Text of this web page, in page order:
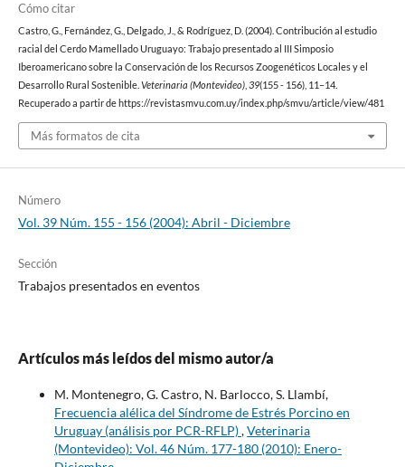
Cómo citar
Castro, G., Fernández, G., Delgado, J., & Rodríguez, D. (2004). Contribución al estudio
racial del Cerdo Mamellado Uruguayo: Trabajo presentado al III Simposio
Iberoamericano sobre la Conservación de los Recursos Zoogenéticos Locales y el
Desarrollo Rural Sostenible. Veterinaria (Montevideo), 39(155 - 156), 11–14.
Recuperado a partir de https://revistasmvu.com.uy/index.php/smvu/article/view/481
Más formatos de cita
Número
Vol. 39 Núm. 155 - 156 (2004): Abril - Diciembre
Sección
Trabajos presentados en eventos
Artículos más leídos del mismo autor/a
M. Montenegro, G. Castro, N. Barlocco, S. Llambí,
Frecuencia alélica del Síndrome de Estrés Porcino en
Uruguay (análisis por PCR-RFLP),Veterinaria
(Montevideo): Vol. 46 Núm. 177-180 (2010): Enero-